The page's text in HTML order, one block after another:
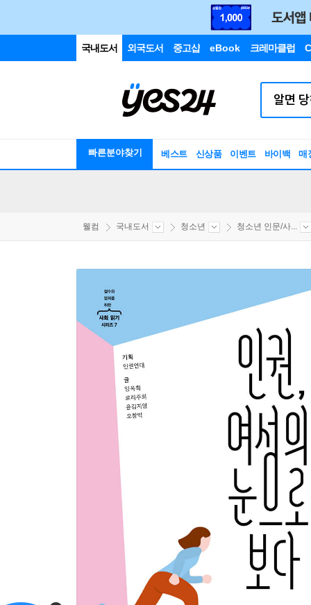
국내도서 외국도서 중고샵 eBook 크레마클럽
빠른분야찾기 베스트 신상품 이벤트 바이백 매
웰컴 국내도서 청소년 청소년 인문/사...